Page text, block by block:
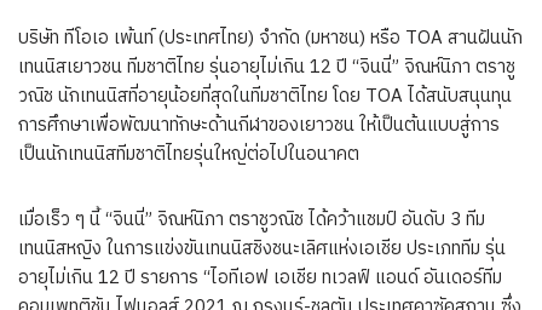
บริษัท ทีโอเอ เพ้นท์ (ประเทศไทย) จำกัด (มหาชน) หรือ TOA สานฝันนัก
เทนนิสเยาวชน ทีมชาติไทย รุ่นอายุไม่เกิน 12 ปี “จินนี่” จิณห์นิภา ตราชู
วณิช นักเทนนิสที่อายุน้อยที่สุดในทีมชาติไทย โดย TOA ได้สนับสนุนทุน
การศึกษาเพื่อพัฒนาทักษะด้านกีฬาของเยาวชน ให้เป็นต้นแบบสู่การ
เป็นนักเทนนิสทีมชาติไทยรุ่นใหญ่ต่อไปในอนาคต
เมื่อเร็ว ๆ นี้ “จินนี่” จิณห์นิภา ตราชูวณิช ได้คว้าแชมป์ อันดับ 3 ทีม
เทนนิสหญิง ในการแข่งขันเทนนิสชิงชนะเลิศแห่งเอเชีย ประเภททีม รุ่น
อายุไม่เกิน 12 ปี รายการ “ไอทีเอฟ เอเชีย ทเวลฟ์ แอนด์ อันเดอร์ทีม